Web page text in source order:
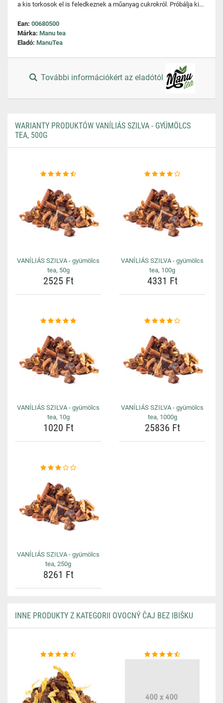
a kis torkosok el is feledkeznek a műanyag cukrokról. Próbálja ki...
Ean: 00680500
Márka: Manu tea
Eladó: ManuTea
További információkért az eladótól
WARIANTY PRODUKTÓW VANÍLIÁS SZILVA - GYÜMÖLCS
TEA, 500G
VANÍLIÁS SZILVA - gyümölcs
tea, 50g
2525 Ft
VANÍLIÁS SZILVA - gyümölcs
tea, 100g
4331 Ft
VANÍLIÁS SZILVA - gyümölcs
tea, 10g
1020 Ft
VANÍLIÁS SZILVA - gyümölcs
tea, 1000g
25836 Ft
VANÍLIÁS SZILVA - gyümölcs
tea, 250g
8261 Ft
INNE PRODUKTY Z KATEGORII OVOCNÝ ČAJ BEZ IBIŠKU